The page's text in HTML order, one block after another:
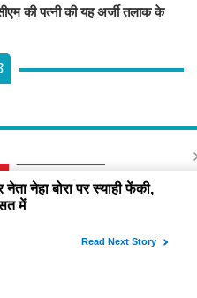
की पत्नी की यह अर्जी तलाक के